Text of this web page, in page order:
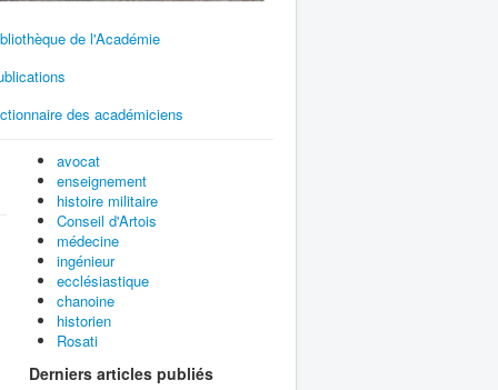
de l'Académie
des académiciens
avocat
enseignement
histoire militaire
Conseil d'Artois
médecine
ingénieur
ecclésiastique
chanoine
historien
Rosati
Derniers articles publiés